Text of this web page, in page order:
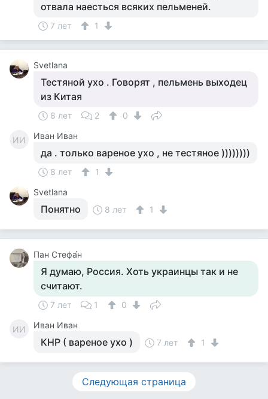
отвала наесться всяких пельменей.
7 лет 1
Svetlana
Тестяной ухо . Говорят , пельмень выходец
из Китая
8 лет 2 0
ИИ Иван Иван
да . только вареное ухо , не тестяное ))))))))
8 лет
1
Svetlana
Понятно 8 лет 1
Пан Стефа́н
Я думаю, Россия. Хоть украинцы так и не
считают.
7 лет 1 0
ИИ Иван Иван
КНР ( вареное ухо ) 7 лет 1
Следующая страница